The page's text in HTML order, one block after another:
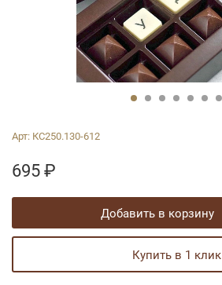
Арт: КС250.130-612
695₽
добавить в корзину
купить в 1 клик